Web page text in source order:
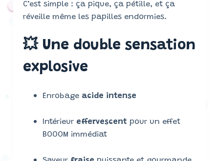
C’est simple : ça pique, ça pétille, et ça
réveille même les papilles endormies.
💥 Une double sensation
explosive
Enrobage acide intense
Intérieur effervescent pour un effet
BOOOM immédiat